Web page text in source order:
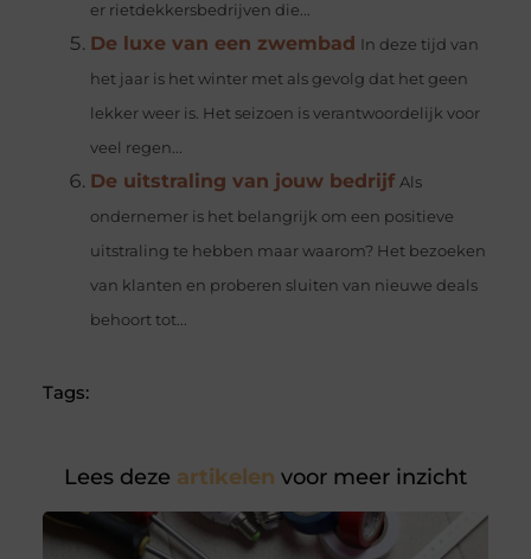
er rietdekkersbedrijven die...
De luxe van een zwembad In deze tijd van
het jaar is het winter met als gevolg dat het geen
lekker weer is. Het seizoen is verantwoordelijk voor
veel regen...
De uitstraling van jouw bedrijf Als
ondernemer is het belangrijk om een positieve
uitstraling te hebben maar waarom? Het bezoeken
van klanten en proberen sluiten van nieuwe deals
behoort tot...
Tags:
Lees deze artikelen voor meer inzicht